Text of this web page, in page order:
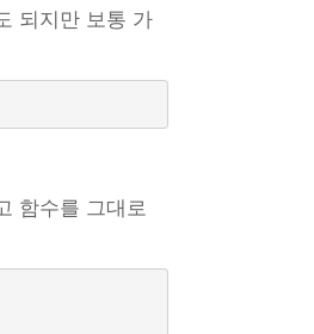
되지만 보통 가
함수를 그대로